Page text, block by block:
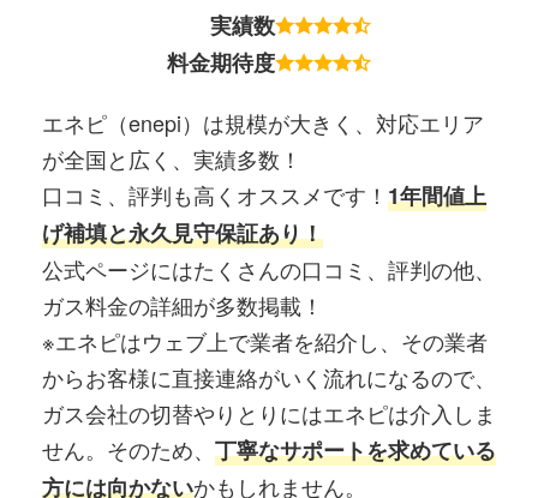
実績数
料金期待度
エネピ（enepi）は規模が大きく、対応エリア
が全国と広く、実績多数！
口コミ、評判も高くオススメです！ 1年間値上
げ補填と永久見守保証あり！
公式ページにはたくさんの口コミ、評判の他、
ガス料金の詳細が多数掲載！
※エネピはウェブ上で業者を紹介し、その業者
からお客様に直接連絡がいく流れになるので、
ガス会社の切替やりとりにはエネピは介入しま
せん。そのため、 丁寧なサポートを求めている
方には向かないかもしれません。